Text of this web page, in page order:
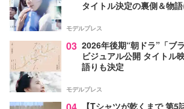
タイトル決定の裏側＆物
モデルプレス
03 2026年後期“朝ドラ”「ブ
ビジュアル公開 タイトル
語りも決定
モデルプレス
【Tシャツが乾くまで 第5話】咲子（蒼井優）